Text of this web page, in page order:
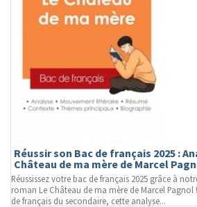
Réussir son Bac de français 2025 :
Château de ma mère de Marcel
Réussissez votre bac de français 2025 grâce à
roman Le Château de ma mère de Marcel Pagnol
de français du secondaire, cette analyse...